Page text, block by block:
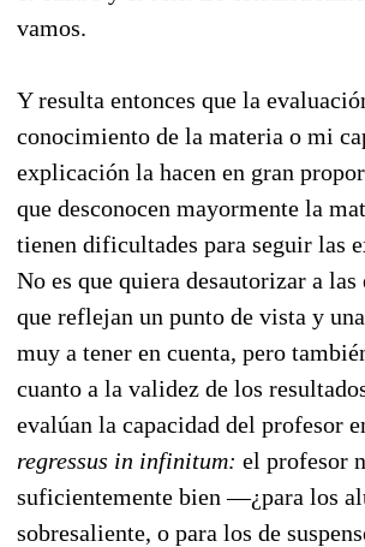
vamos.
Y resulta entonces que la
conocimiento de la materia o mi
explicación la hacen en gran
que desconocen mayormente la
tienen dificultades para seguir las
No es que quiera desautorizar a las
que reflejan un punto de vista y
muy a tener en cuenta, pero
cuanto a la validez de los
evalúan la capacidad del profesor
regressus in infinitum: el profesor
suficientemente bien —¿para los
sobresaliente, o para los de